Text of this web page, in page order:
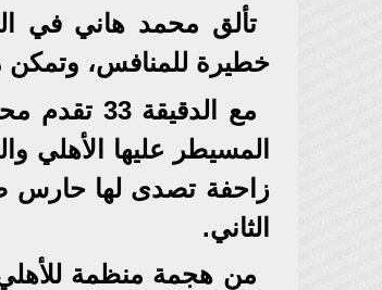
خطيرة للمنافس، وتمكن
مع
المسيطر عليها الأهلي
زاحفة تصدى لها حارس
الثاني.
من هجمة منظمة